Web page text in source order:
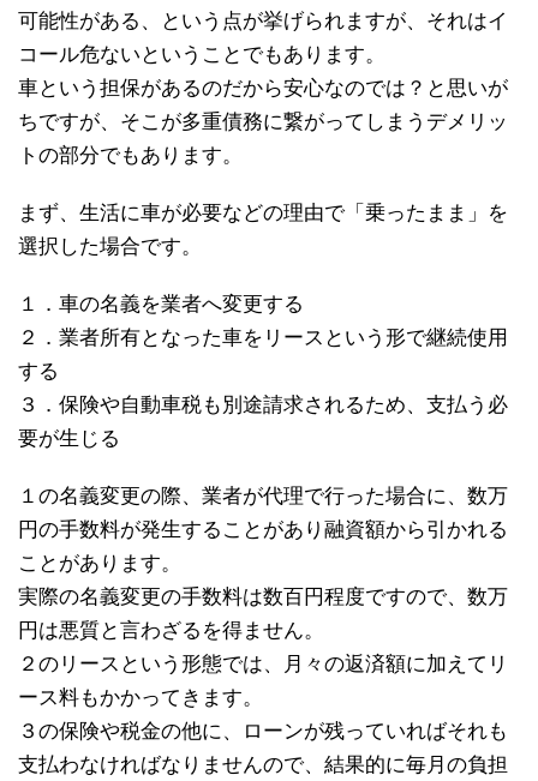
可能性がある、という点が挙げられますが、それはイ
コール危ないということでもあります。
車という担保があるのだから安心なのでは？と思いが
ちですが、そこが多重債務に繋がってしまうデメリッ
トの部分でもあります。
まず、生活に車が必要などの理由で「乗ったまま」を
選択した場合です。
１．車の名義を業者へ変更する
２．業者所有となった車をリースという形で継続使用
する
３．保険や自動車税も別途請求されるため、支払う必
要が生じる
１の名義変更の際、業者が代理で行った場合に、数万
円の手数料が発生することがあり融資額から引かれる
ことがあります。
実際の名義変更の手数料は数百円程度ですので、数万
円は悪質と言わざるを得ません。
２のリースという形態では、月々の返済額に加えてリ
ース料もかかってきます。
３の保険や税金の他に、ローンが残っていればそれも
支払わなければなりませんので、結果的に毎月の負担